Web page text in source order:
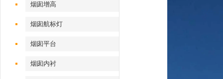
烟囱增高
烟囱航标灯
烟囱平台
烟囱内衬